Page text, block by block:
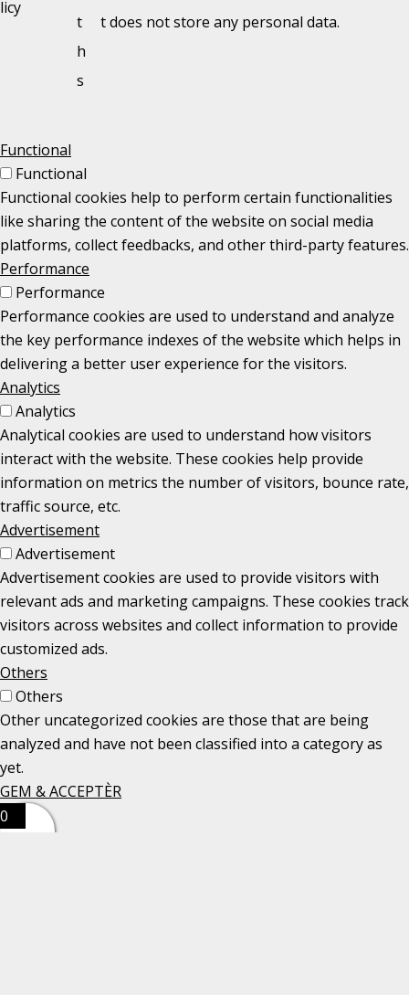
licy
t
h
s
t does not store any personal data.
Functional
Functional
Functional cookies help to perform certain functionalities
like sharing the content of the website on social media
platforms, collect feedbacks, and other third-party features.
Performance
Performance
Performance cookies are used to understand and analyze
the key performance indexes of the website which helps in
delivering a better user experience for the visitors.
Analytics
Analytics
Analytical cookies are used to understand how visitors
interact with the website. These cookies help provide
information on metrics the number of visitors, bounce rate,
traffic source, etc.
Advertisement
Advertisement
Advertisement cookies are used to provide visitors with
relevant ads and marketing campaigns. These cookies track
visitors across websites and collect information to provide
customized ads.
Others
Others
Other uncategorized cookies are those that are being
analyzed and have not been classified into a category as
yet.
GEM & ACCEPTÈR
0